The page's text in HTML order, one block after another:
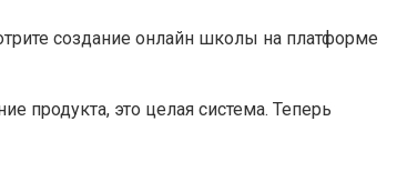
создание онлайн школы на платформе
продукта, это целая система. Теперь